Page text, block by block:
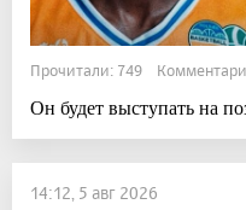
Прочитали: 749
Он будет выступать на
14:12, 5 авг 2026